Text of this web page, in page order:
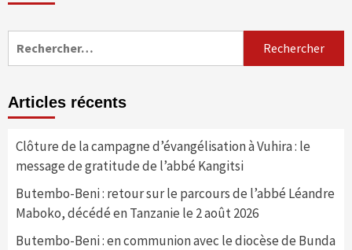
Articles récents
Clôture de la campagne d’évangélisation à Vuhira : le
message de gratitude de l’abbé Kangitsi
Butembo-Beni : retour sur le parcours de l’abbé Léandre
Maboko, décédé en Tanzanie le 2 août 2026
Butembo-Beni : en communion avec le diocèse de Bunda